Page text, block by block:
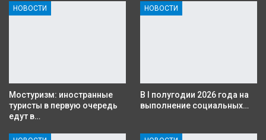
НОВОСТИ
Мостуризм: иностранные
туристы в первую очередь
едут в…
НОВОСТИ
В I полугодии 2026 года на
выполнение социальных…